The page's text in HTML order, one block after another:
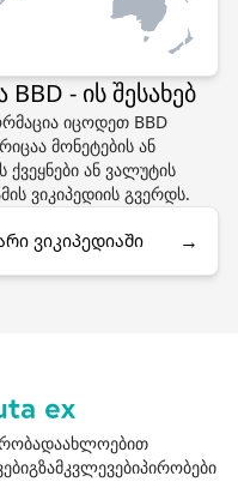
- ის შესახებ
იცოდეთ BBD
მონეტების ან
ქვეყნები ან ვალუტის
ვიკიპედიის გვერდს.
ვიკიპედიაში →
დაახლოებით
გზამკვლევებიპირობები